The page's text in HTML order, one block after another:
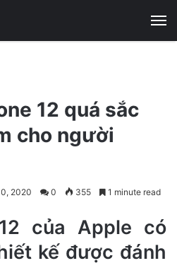
12 quá sắc
cho người
2020 0 355 1 minute read
của Apple có
kế được đánh